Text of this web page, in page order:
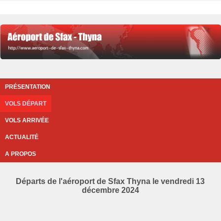
PRÉSENTATION
VOLS DÉPART
VOLS ARRIVÉE
ACTUALITÉ
A PROPOS
Départs de l'aéroport de Sfax Thyna le vendredi 13
décembre 2024